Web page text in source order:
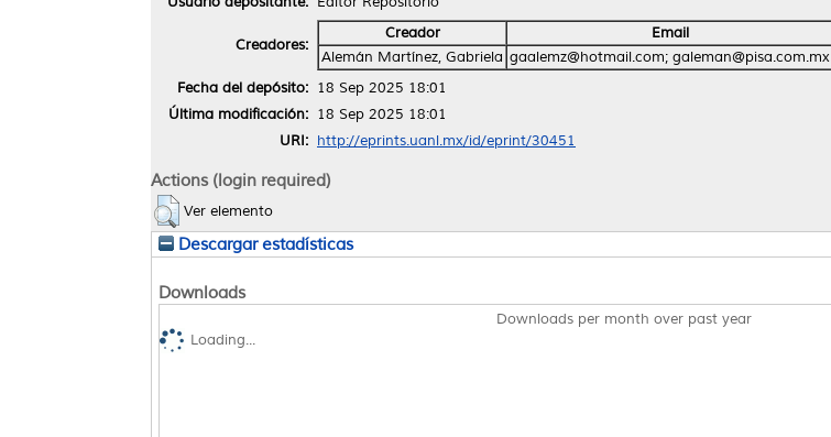
Creadores:
Creador Email
Alemán Martínez, Gabriela gaalemz@hotmail.com; galeman@pisa.com.mx
Fecha del depósito: 18 Sep 2025 18:01
Última modificación: 18 Sep 2025 18:01
URI: http://eprints.uanl.mx/id/eprint/30451
Actions (login required)
Ver elemento
Descargar estadísticas
Downloads
Downloads per month over past year
Loading...